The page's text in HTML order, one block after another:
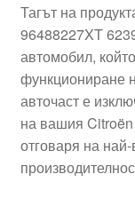
Количка
Контакт
Тагът на
96488227XT
автомобил,
функциониране
авточаст е
на вашия
отговаря на